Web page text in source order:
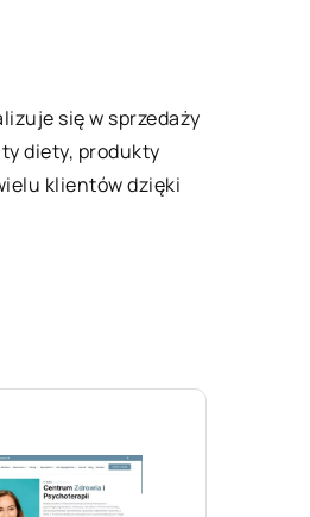
się w sprzedaży
diety, produkty
klientów dzięki